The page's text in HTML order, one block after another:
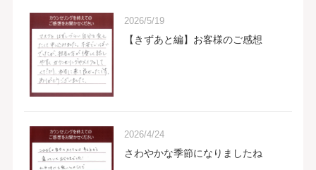
2026/5/19
【きずあと編】お客様のご感想
2026/4/24
さわやかな季節になりましたね